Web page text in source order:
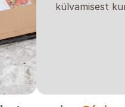
külvamisest